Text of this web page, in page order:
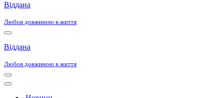
Віддана
Любов довжиною в життя
Меню
навігації
Віддана
Любов довжиною в життя
Меню
навігації
Меню
навігації